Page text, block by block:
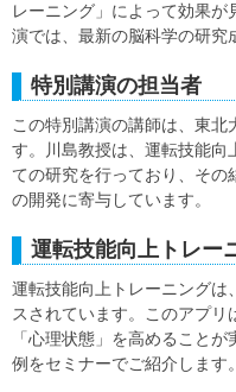
レーニング」によって効果
演では、最新の脳科学の研究
特別講演の担当者
この特別講演の講師は、東
す。川島教授は、運転技能向
ての研究を行っており、その
の開発に寄与しています。
運転技能向上トレー
運転技能向上トレーニングは
スされています。このアプリ
「心理状態」を高めること
例をセミナーでご紹介します。